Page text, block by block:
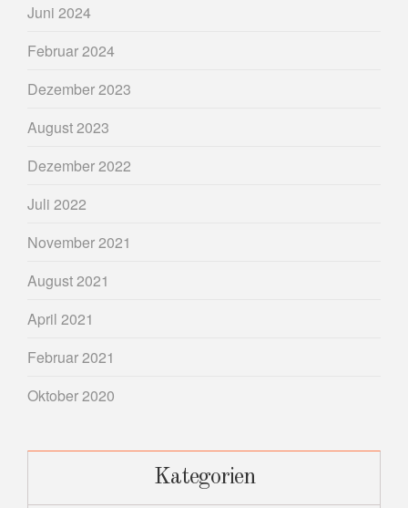
Juni 2024
Februar 2024
Dezember 2023
August 2023
Dezember 2022
Juli 2022
November 2021
August 2021
April 2021
Februar 2021
Oktober 2020
Kategorien